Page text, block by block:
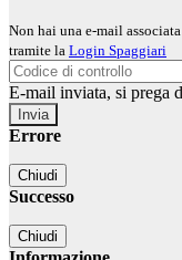
Non hai una e-mail
tramite la Login Spaggiari
E-mail inviata, si prega
Errore
Chiudi
Successo
Chiudi